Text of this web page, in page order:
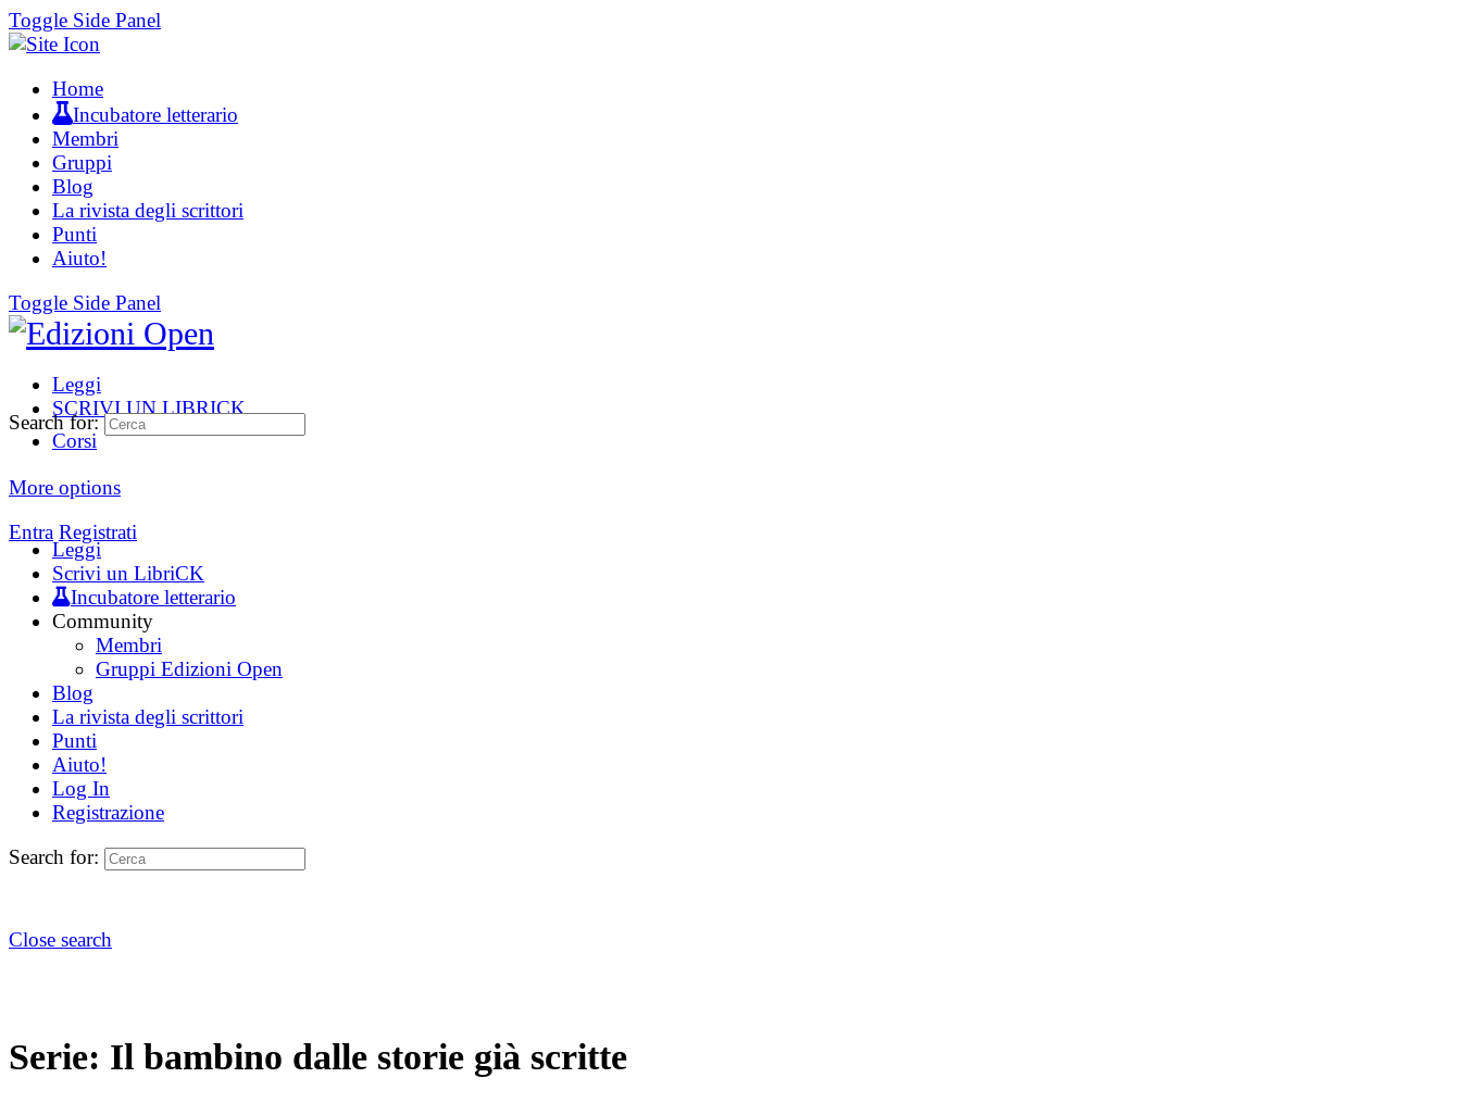
Toggle Side Panel
Home
Incubatore letterario
Membri
Gruppi
Blog
La rivista degli scrittori
Punti
Aiuto!
Toggle Side Panel
Leggi
SCRIVI UN LIBRICK
Corsi
More options
Entra Registrati
Search for:
Leggi
Scrivi un LibriCK
Incubatore letterario
Community
Membri
Gruppi Edizioni Open
Blog
La rivista degli scrittori
Punti
Aiuto!
Log In
Registrazione
Search for:
Close search
Serie: Il bambino dalle storie già scritte